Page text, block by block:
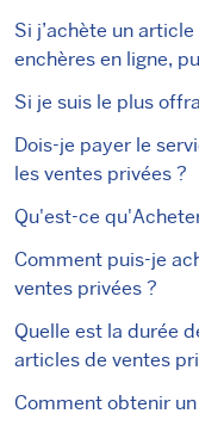
Si j’achète un
enchères en ligne,
Si je suis le plus
Dois-je payer le
les ventes privées ?
Qu'est-ce
Comment puis-je
ventes privées ?
Quelle est la durée
articles de ventes
Comment obtenir